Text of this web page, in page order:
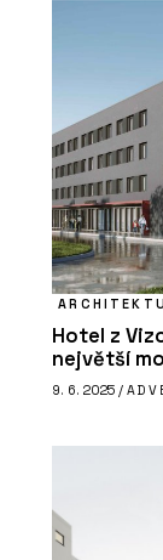
Hotel z
největší
9. 6. 2025 /